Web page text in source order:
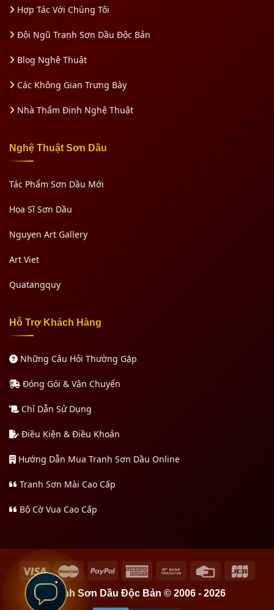
Hợp Tác Với Chúng Tôi
Đội Ngũ Tranh Sơn Dầu Độc Bản
Blog Nghệ Thuật
Các Không Gian Trưng Bày
Nhà Thẩm Định Nghệ Thuật
Nghệ Thuật Sơn Dầu
Tác Phẩm Sơn Dầu Mới
Họa Sĩ Sơn Dầu
Nguyen Art Gallery
Art Viet
Quatangquy
Hỗ Trợ Khách Hàng
Những Câu Hỏi Thường Gặp
Đóng Gói & Vận Chuyển
Chỉ Dẫn Sử Dụng
Điều Kiện & Điều Khoản
Hướng Dẫn Mua Tranh Sơn Dầu Online
Tranh Sơn Mài Cao Cấp
Bộ Cờ Vua Cao Cấp
Tranh Sơn Dầu Độc Bản © 2006 - 2026